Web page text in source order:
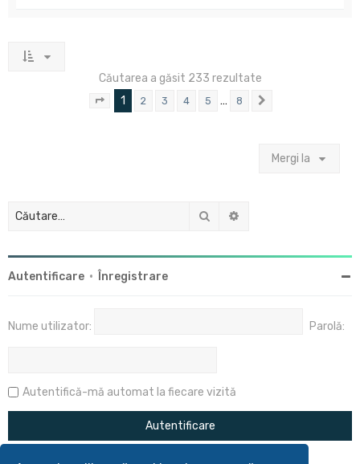
Căutarea a găsit 233 rezultate
Pagina1 din
1 2 3 4 5 … 8
Mergi la
Căutare
Autentificare • Înregistrare
Nume utilizator: Parolă:
Autentifică-mă automat la fiecare vizită